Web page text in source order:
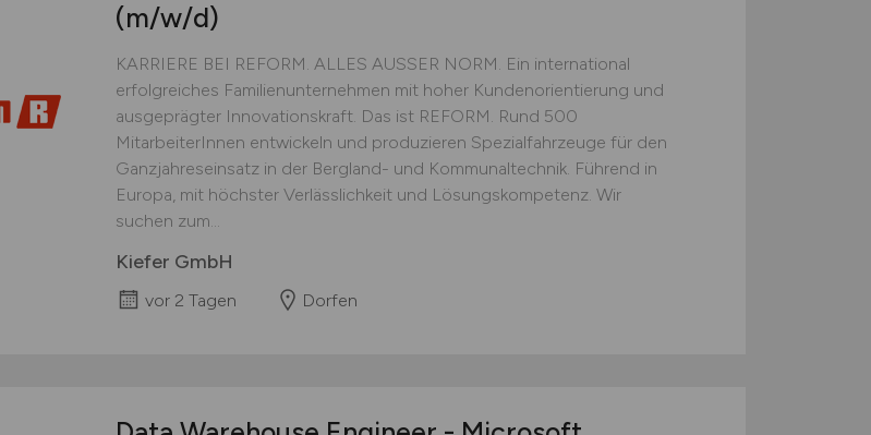
(m/w/d)
KARRIERE BEI REFORM. ALLES AUSSER NORM. Ein international
erfolgreiches Familienunternehmen mit hoher Kundenorientierung und
ausgeprägter Innovationskraft. Das ist REFORM. Rund 500
MitarbeiterInnen entwickeln und produzieren Spezialfahrzeuge für den
Ganzjahreseinsatz in der Bergland- und Kommunaltechnik. Führend in
Europa, mit höchster Verlässlichkeit und Lösungskompetenz. Wir
suchen zum...
Kiefer GmbH
vor 2 Tagen Dorfen